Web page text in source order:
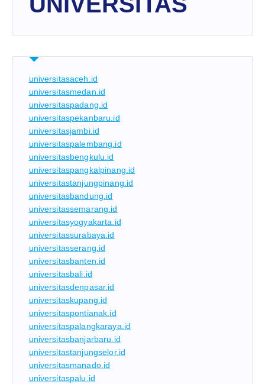
universitasaceh.id
universitasmedan.id
universitaspadang.id
universitaspekanbaru.id
universitasjambi.id
universitaspalembang.id
universitasbengkulu.id
universitaspangkalpinang.id
universitastanjungpinang.id
universitasbandung.id
universitassemarang.id
universitasyogyakarta.id
universitassurabaya.id
universitasserang.id
universitasbanten.id
universitasbali.id
universitasdenpasar.id
universitaskupang.id
universitaspontianak.id
universitaspalangkaraya.id
universitasbanjarbaru.id
universitastanjungselor.id
universitasmanado.id
universitaspalu.id